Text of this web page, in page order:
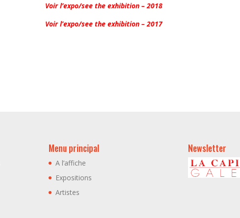
Voir l’expo/see the exhibition – 2018
Voir l’expo/see the exhibition – 2017
Menu principal
A l’affiche
Expositions
Artistes
Newsletter